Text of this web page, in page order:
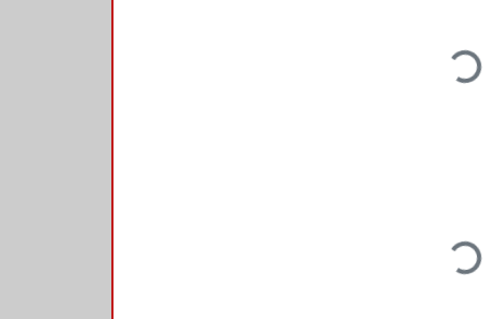
Loading...
Loading...